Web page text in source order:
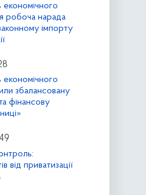
економічного
робоча нарада
імпорту
економічного
збалансовану
фінансову
від приватизації